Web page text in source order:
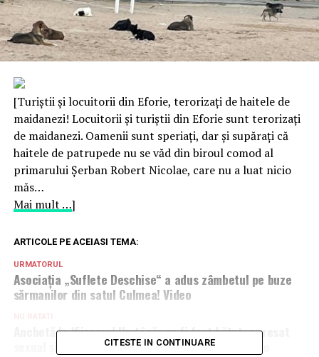
[Turiștii și locuitorii din Eforie, terorizați de haitele de
maidanezi! Locuitorii și turiștii din Eforie sunt terorizați
de maidanezi. Oamenii sunt speriați, dar și supărați că
haitele de patrupede nu se văd din biroul comod al
primarului Șerban Robert Nicolae, care nu a luat nicio
măs…
Mai mult …]
ARTICOLE PE ACEIASI TEMA:
URMATORUL
Asociația „Suflete Deschise“ a adus zâmbetul pe buze
sărmanilor din satul Culmea! Video
Anchetă la Viișoara! Un tânăr ar fi fost bătut, agresat
sexual și abandonat pe câmp de doi bărbați. Video
CITESTE IN CONTINUARE